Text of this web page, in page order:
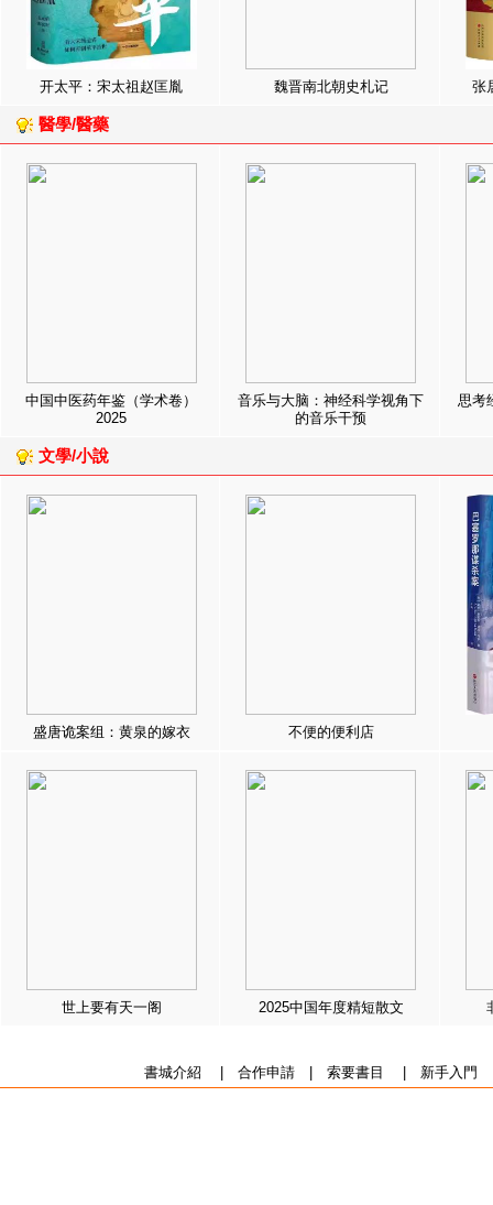
开太平：宋太祖赵匡胤 魏晋南北朝史札记 张
醫學/醫藥
中国中医药年鉴（学术卷）
2025
音乐与大脑：神经科学视角下
的音乐干预
思考
文學/小說
盛唐诡案组：黄泉的嫁衣 不便的便利店
世上要有天一阁 2025中国年度精短散文
書城介紹 合作申請| 索要書目 新手入門